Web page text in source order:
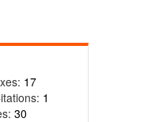
17
1
30